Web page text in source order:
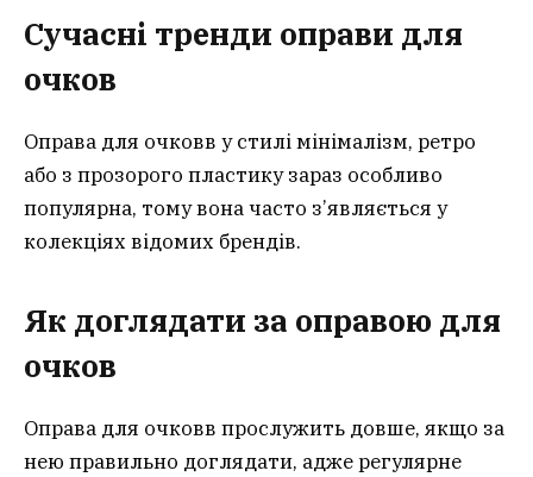
Сучасні тренди оправи для
очков
Оправа для очковв у стилі мінімалізм, ретро
або з прозорого пластику зараз особливо
популярна, тому вона часто з’являється у
колекціях відомих брендів.
Як доглядати за оправою для
очков
Оправа для очковв прослужить довше, якщо за
нею правильно доглядати, адже регулярне